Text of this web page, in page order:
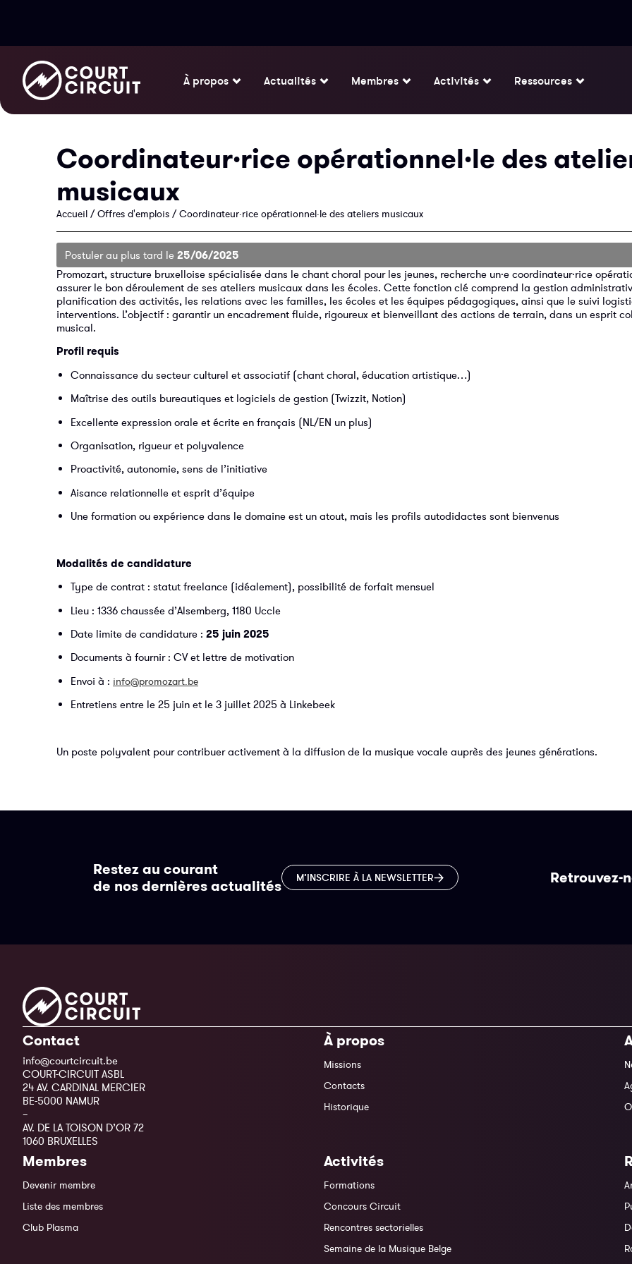
À propos Actualités Membres Activités Ressources
Coordinateur·rice opérationnel·le des
musicaux
Accueil /Offres d'emplois /Coordinateur·rice opérationnel·le des ateliers musicaux
Postuler au plus tard le 25/06/2025
Promozart, structure bruxelloise spécialisée dans le chant choral pour les jeunes, recherche un·e coordinateur·rice
assurer le bon déroulement de ses ateliers musicaux dans les écoles. Cette fonction clé comprend la gestion
planification des activités, les relations avec les familles, les écoles et les équipes pédagogiques, ainsi que le suivi
interventions. L’objectif : garantir un encadrement fluide, rigoureux et bienveillant des actions de terrain, dans un esprit
musical.
Profil requis
Connaissance du secteur culturel et associatif (chant choral, éducation artistique…)
Maîtrise des outils bureautiques et logiciels de gestion (Twizzit, Notion)
Excellente expression orale et écrite en français (NL/EN un plus)
Organisation, rigueur et polyvalence
Proactivité, autonomie, sens de l’initiative
Aisance relationnelle et esprit d’équipe
Une formation ou expérience dans le domaine est un atout, mais les profils autodidactes sont bienvenus
Modalités de candidature
Type de contrat : statut freelance (idéalement), possibilité de forfait mensuel
Lieu : 1336 chaussée d’Alsemberg, 1180 Uccle
Date limite de candidature : 25 juin 2025
Documents à fournir : CV et lettre de motivation
Envoi à : info@promozart.be
Entretiens entre le 25 juin et le 3 juillet 2025 à Linkebeek
Un poste polyvalent pour contribuer activement à la diffusion de la musique vocale auprès des jeunes générations.
Restez au courant
de nos dernières actualités
M’INSCRIRE À LA NEWSLETTER Retrouvez-
Contact
info@courtcircuit.be
COURT-CIRCUIT ASBL
24 AV. CARDINAL MERCIER
BE-5000 NAMUR
–
AV. DE LA TOISON D’OR 72
1060 BRUXELLES
À propos
Missions
Contacts
Historique
Membres
Devenir membre
Liste des membres
Club Plasma
Activités
Formations
Concours Circuit
Rencontres sectorielles
Semaine de la Musique Belge